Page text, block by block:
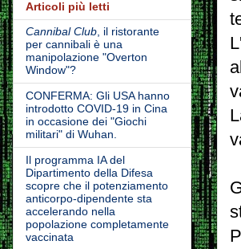
Articoli più letti
Cannibal Club , il ristorante
per cannibali è una
manipolazione "Overton
Window"?
CONFERMA: Gli USA hanno
introdotto COVID-19 in Cina
in occasione dei "Giochi
militari" di Wuhan.
Il programma IA del
Dipartimento della Difesa
scopre che il potenziamento
anticorpo-dipendente sta
accelerando nella
popolazione completamente
vaccinata